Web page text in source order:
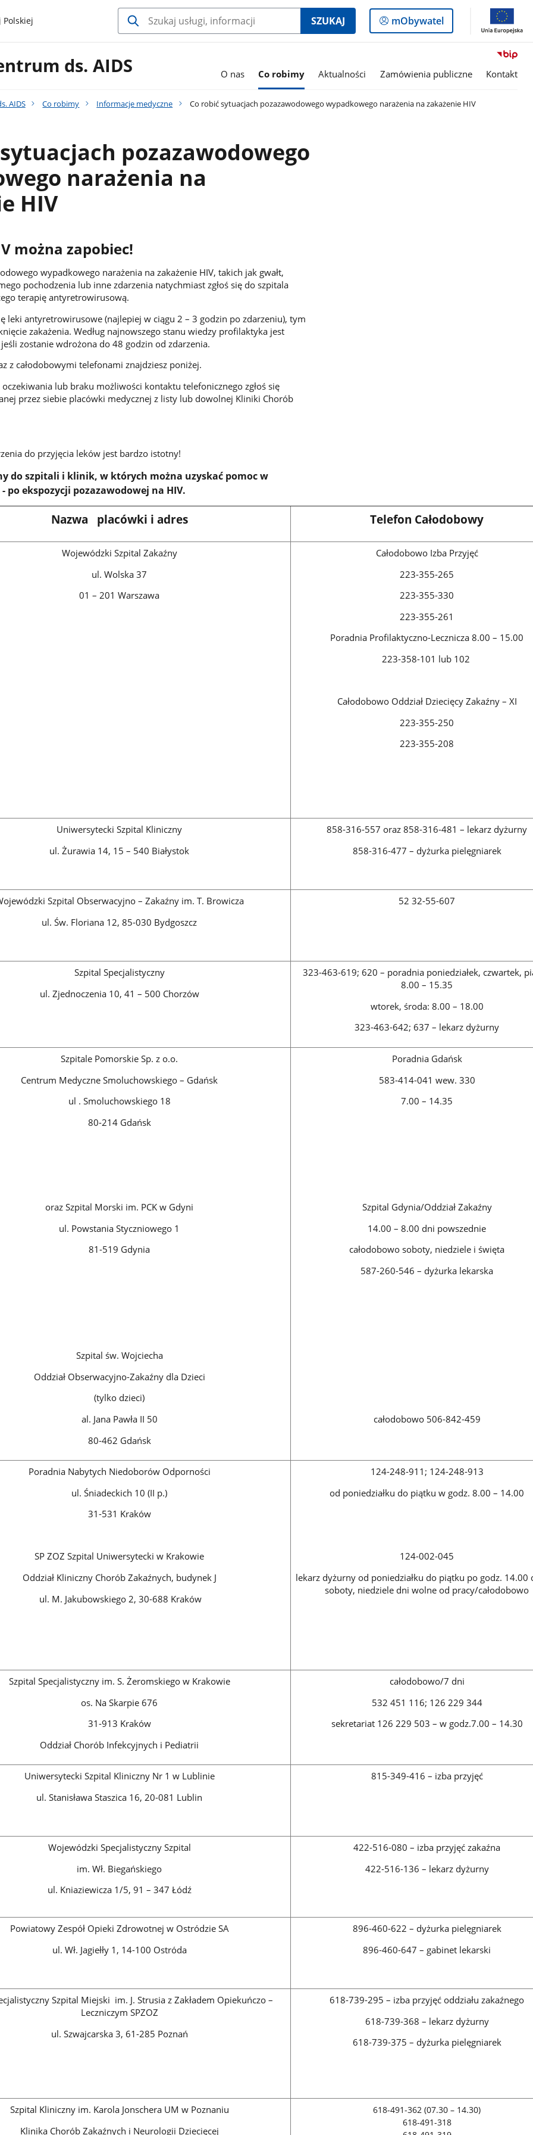
Polskiej SZUKAJ
Logowanie
do
mObywatel
ds. AIDS O nas Co robimy Aktualności Zamówienia publiczne Kontakt
AIDS Co robimy Informacje medyczne Co robić sytuacjach pozazawodowego wypadkowego narażenia na zakażenie HIV
pozazawodowego
narażenia na
HIV
można zapobiec!
wypadkowego narażenia na zakażenie HIV, takich jak gwałt,
pochodzenia lub inne zdarzenia natychmiast zgłoś się do szpitala
terapię antyretrowirusową.
leki antyretrowirusowe (najlepiej w ciągu 2 – 3 godzin po zdarzeniu), tym
zakażenia. Według najnowszego stanu wiedzy profilaktyka jest
zostanie wdrożona do 48 godzin od zdarzenia.
z całodobowymi telefonami znajdziesz poniżej.
lub braku możliwości kontaktu telefonicznego zgłoś się
przez siebie placówki medycznej z listy lub dowolnej Kliniki Chorób
do przyjęcia leków jest bardzo istotny!
do szpitali i klinik, w których można uzyskać pomoc w
po ekspozycji pozazawodowej na HIV.
Nazwa placówki i adres Telefon Całodobowy
Wojewódzki Szpital Zakaźny
ul. Wolska 37
01 – 201 Warszawa
Całodobowo Izba Przyjęć
223-355-265
223-355-330
223-355-261
Poradnia Profilaktyczno-Lecznicza 8.00 – 15.00
223-358-101 lub 102
Całodobowo Oddział Dziecięcy Zakaźny – XI
223-355-250
223-355-208
Uniwersytecki Szpital Kliniczny
ul. Żurawia 14, 15 – 540 Białystok
858-316-557 oraz 858-316-481 – lekarz dyżurny
858-316-477 – dyżurka pielęgniarek
Szpital Obserwacyjno – Zakaźny im. T. Browicza
ul. Św. Floriana 12, 85-030 Bydgoszcz
52 32-55-607
Szpital Specjalistyczny
ul. Zjednoczenia 10, 41 – 500 Chorzów
323-463-619; 620 – poradnia poniedziałek, czwartek,
8.00 – 15.35
wtorek, środa: 8.00 – 18.00
323-463-642; 637 – lekarz dyżurny
Szpitale Pomorskie Sp. z o.o.
Centrum Medyczne Smoluchowskiego – Gdańsk
ul . Smoluchowskiego 18
80-214 Gdańsk
oraz Szpital Morski im. PCK w Gdyni
ul. Powstania Styczniowego 1
81-519 Gdynia
Szpital św. Wojciecha
Oddział Obserwacyjno-Zakaźny dla Dzieci
(tylko dzieci)
al. Jana Pawła II 50
80-462 Gdańsk
Poradnia Gdańsk
583-414-041 wew. 330
7.00 – 14.35
Szpital Gdynia/Oddział Zakaźny
14.00 – 8.00 dni powszednie
całodobowo soboty, niedziele i święta
587-260-546 – dyżurka lekarska
całodobowo 506-842-459
Poradnia Nabytych Niedoborów Odporności
ul. Śniadeckich 10 (II p.)
31-531 Kraków
SP ZOZ Szpital Uniwersytecki w Krakowie
Oddział Kliniczny Chorób Zakaźnych, budynek J
ul. M. Jakubowskiego 2, 30-688 Kraków
124-248-911; 124-248-913
od poniedziałku do piątku w godz. 8.00 – 14.00
124-002-045
lekarz dyżurny od poniedziałku do piątku po godz. 14.00
soboty, niedziele dni wolne od pracy/całodobowo
Szpital Specjalistyczny im. S. Żeromskiego w Krakowie
os. Na Skarpie 676
31-913 Kraków
Oddział Chorób Infekcyjnych i Pediatrii
całodobowo/7 dni
532 451 116; 126 229 344
sekretariat 126 229 503 – w godz.7.00 – 14.30
Uniwersytecki Szpital Kliniczny Nr 1 w Lublinie
ul. Stanisława Staszica 16, 20-081 Lublin
815-349-416 – izba przyjęć
Wojewódzki Specjalistyczny Szpital
im. Wł. Biegańskiego
ul. Kniaziewicza 1/5, 91 – 347 Łódź
422-516-080 – izba przyjęć zakaźna
422-516-136 – lekarz dyżurny
Powiatowy Zespół Opieki Zdrowotnej w Ostródzie SA
ul. Wł. Jagiełły 1, 14-100 Ostróda
896-460-622 – dyżurka pielęgniarek
896-460-647 – gabinet lekarski
Szpital Miejski im. J. Strusia z Zakładem Opiekuńczo –
Leczniczym SPZOZ
ul. Szwajcarska 3, 61-285 Poznań
618-739-295 – izba przyjęć oddziału zakaźnego
618-739-368 – lekarz dyżurny
618-739-375 – dyżurka pielęgniarek
Szpital Kliniczny im. Karola Jonschera UM w Poznaniu
Klinika Chorób Zakaźnych i Neurologii Dziecięcej
618-491-362 (07.30 – 14.30)
618-491-318